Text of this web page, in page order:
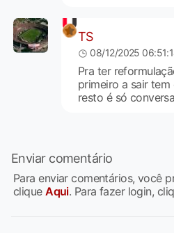
TS
08/12/2025
Pra ter
primeiro a sair tem
resto é só
Enviar comentário
Para enviar comentários, você
cliqueAqui. Para fazer login,